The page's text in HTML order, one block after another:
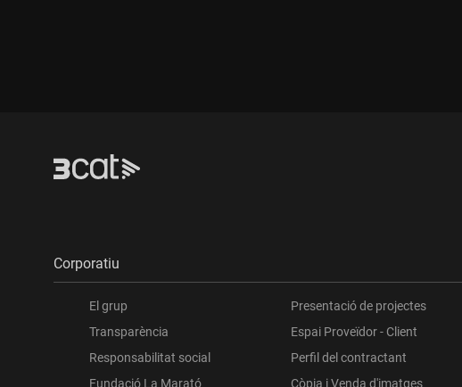
Corporatiu
El grup
Transparència
Responsabilitat social
Fundació La Marató
Presentació de projectes
Espai Proveïdor - Client
Perfil del contractant
Còpia i Venda d'imatges